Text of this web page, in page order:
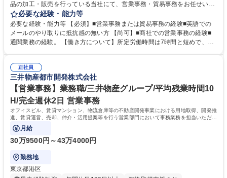
品の加工・販売を行っている当社にて、営業事務・貿易事務をお任せいた
します。営業社員のサポートポジションとして、受発注から海外工場との
調整まで幅広く対応し、当社事業の根幹を支えていただきます。 ■受発注
業務、請求書発行 ■海外工場とのスケジュール調整 ■在庫管理 ■輸入書類
の確認・作成 ■配送手配 ■通関業者を通して行う輸出入業全般 ■倉庫との
ルプロデュースしているため、商品に関わる全ての業務をサポート頂きま
す。 募集職種 東京都中央区【営業事務・貿易事務】食品商社/残業少なめ/
リモート等相談可
必要な経験・能力等
必要な経験・能力等 【必須】■営業事務または貿易事務の経験■英語での
メールのやり取りに抵抗感の無い方 【尚可】■商社での営業事務の経験■
通関業務の経験。 【働き方について】所定労働時間は7時間と短めで、残
の強み】1991年の設立以来、外食産業を中心としたお客様の多様なニー
ズに沿った冷凍水産物等の生産・輸入・販売を一貫して手掛けています。
自社工場と海外拠点の強固な連携によるワンストップサービスが最大の強
みです。 学歴・資格 学歴：大学院 大学 語学力：英語 資格：
正社員
三井物産都市開発株式会社
【営業事務】業務職/三井物産グループ/平均残業時間10
H/完全週休2日 営業事務
オフィスビル、賃貸マンション、物流倉庫等の不動産開発事業における用地取得、開発推
進、賃貸運営、売却、仲介・活用提案等を行う営業部門において事務業務を担当いただき
ます。
月給
30万9500円～43万4000円
勤務地
東京都港区